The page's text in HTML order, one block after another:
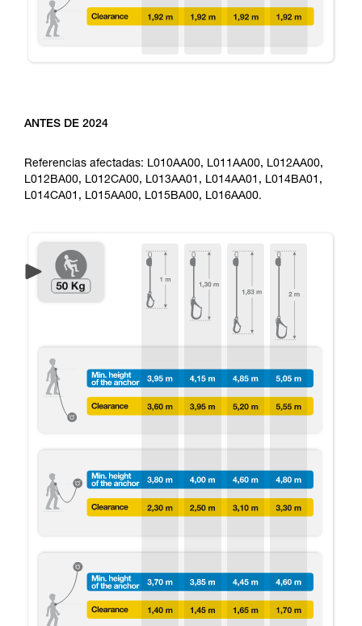
ANTES DE 2024
Referencias afectadas: L010AA00, L011AA00, L012AA00,
L012BA00, L012CA00, L013AA01, L014AA01, L014BA01,
L014CA01, L015AA00, L015BA00, L016AA00.